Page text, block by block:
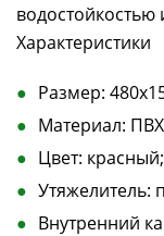
Характеристики
Размер:
Материал:
Цвет: красный;
Утяжелитель:
Внутренний